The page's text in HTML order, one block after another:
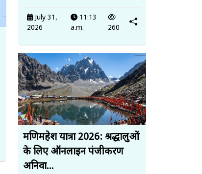
July 31,
2026
11:13
a.m.
260
मणिमहेश यात्रा 2026: श्रद्धालुओं
के लिए ऑनलाइन पंजीकरण
अनिवा...